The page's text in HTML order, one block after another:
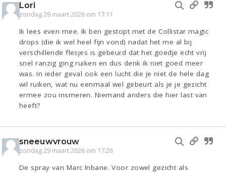
Lori
zondag 29 maart 2026 om 17:11
Ik lees even mee. Ik ben gestopt met de Collistar magic
drops (die ik wel heel fijn vond) nadat het me al bij
verschillende flesjes is gebeurd dat het goedje echt vrij
snel ranzig ging ruiken en dus denk ik niet goed meer
was. In ieder geval ook een lucht die je niet de hele dag
wil ruiken, wat nu eenmaal wel gebeurt als je je gezicht
ermee zou insmeren. Niemand anders die hier last van
heeft?
sneeuwvrouw
zondag 29 maart 2026 om 17:26
De spray van Marc Inbane. Voor zowel gezicht als